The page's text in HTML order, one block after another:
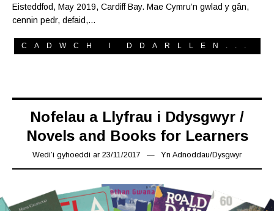
Eisteddfod, May 2019, Cardiff Bay. Mae Cymru’n gwlad y gân,
cennin pedr, defaid,…
CADWCH I DDARLLEN...
Nofelau a Llyfrau i Ddysgwyr /
Novels and Books for Learners
Wedi’i gyhoeddi ar 23/11/2017 16/05/2021
Yn Adnoddau/Dysgwyr